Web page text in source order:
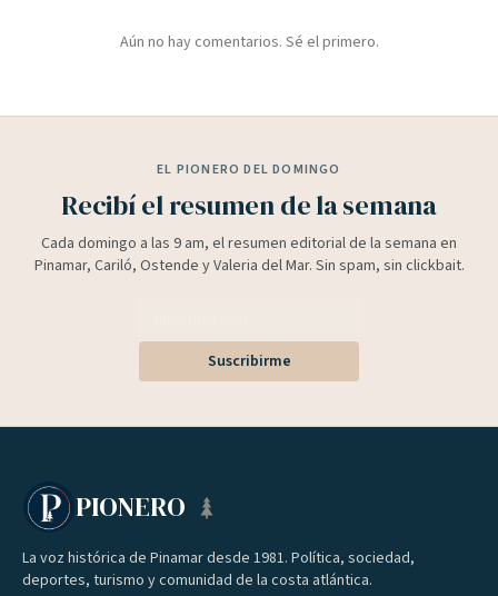
Aún no hay comentarios. Sé el primero.
EL PIONERO DEL DOMINGO
Recibí el resumen de la semana
Cada domingo a las 9 am, el resumen editorial de la semana en
Pinamar, Cariló, Ostende y Valeria del Mar. Sin spam, sin clickbait.
Suscribirme
PIONERO
La voz histórica de Pinamar desde 1981. Política, sociedad,
deportes, turismo y comunidad de la costa atlántica.